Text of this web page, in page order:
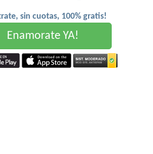
sin cuotas, 100% gratis!
Enamorate YA!